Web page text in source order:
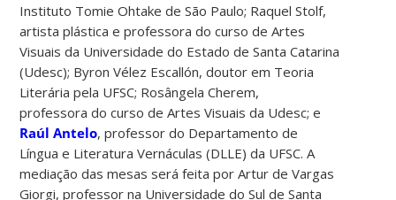
Instituto Tomie Ohtake de São Paulo; Raquel Stolf,
artista plástica e professora do curso de Artes
Visuais da Universidade do Estado de Santa Catarina
(Udesc); Byron Vélez Escallón, doutor em Teoria
Literária pela UFSC; Rosângela Cherem,
professora do curso de Artes Visuais da Udesc; e
Raúl Antelo, professor do Departamento de
Língua e Literatura Vernáculas (DLLE) da UFSC. A
mediação das mesas será feita por Artur de Vargas
Giorgi, professor na Universidade do Sul de Santa